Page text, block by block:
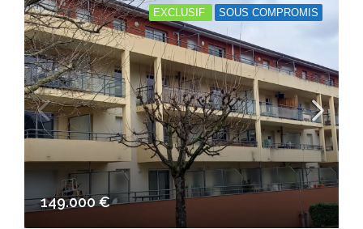
EXCLUSIF SOUS COMPROMIS
149.000 €